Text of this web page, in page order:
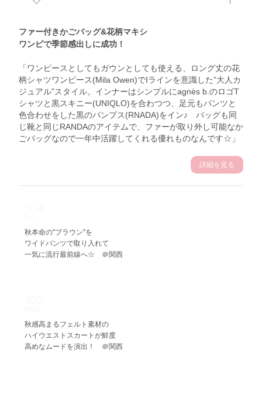
ファー付きかごバッグ&花柄マキシ
ワンピで季節感出しに成功！
「ワンピースとしてもガウンとしても使える、ロング丈の花
柄シャツワンピース(Mila Owen)でIラインを意識した”大人カ
ジュアル”スタイル。インナーはシンプルにagnès b.のロゴT
シャツと黒スキニー(UNIQLO)を合わつつ、足元もパンツと
色合わせをした黒のパンプス(RNADA)をイン♪ バッグも同
じ靴と同じRANDAのアイテムで、ファーが取り外し可能なか
ごバッグなので一年中活躍してくれる優れものなんです☆」
詳細を見る
10.4
Fri
秋本命の"ブラウン"を
ワイドパンツで取り入れて
一気に流行最前線へ☆ ＠関西
Wed
秋感高まるフェルト素材の
ハイウエストスカートが鮮度
高めなムードを演出！ ＠関西